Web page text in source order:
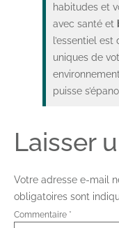
habitudes et
avec santé et
l’essentiel
uniques de
puisse
Laisser
Votre adresse e-mail
obligatoires sont
Commentaire *